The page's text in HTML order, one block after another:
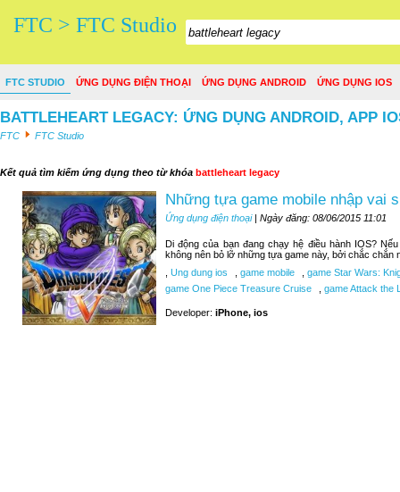
FTC > FTC Studio
FTC STUDIO ỨNG DỤNG ĐIỆN THOẠI ỨNG DỤNG ANDROID ỨNG DỤNG IOS
BATTLEHEART LEGACY: ỨNG DỤNG ANDROID, APP
FTC FTC Studio
Kết quả tìm kiếm ứng dụng theo từ khóa battleheart legacy
Những tựa game mobile nhập vai
Ứng dụng điện thoại| Ngày đăng: 08/06/2015 11:01
Di động của bạn đang chạy hệ điều hành IOS?
không nên bỏ lỡ những tựa game này, bởi chắc chắn
Ung dung ios game mobile
game Star Wars:
game One Piece Treasure Cruise
game Attack the
Developer: iPhone, ios